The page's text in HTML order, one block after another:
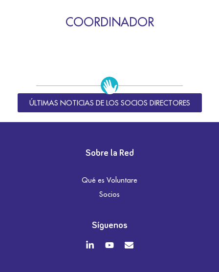
COORDINADOR
ÚLTIMAS NOTICIAS DE LOS SOCIOS DIRECTORES
Sobre la Red
Qué es Voluntare
Socios
Síguenos